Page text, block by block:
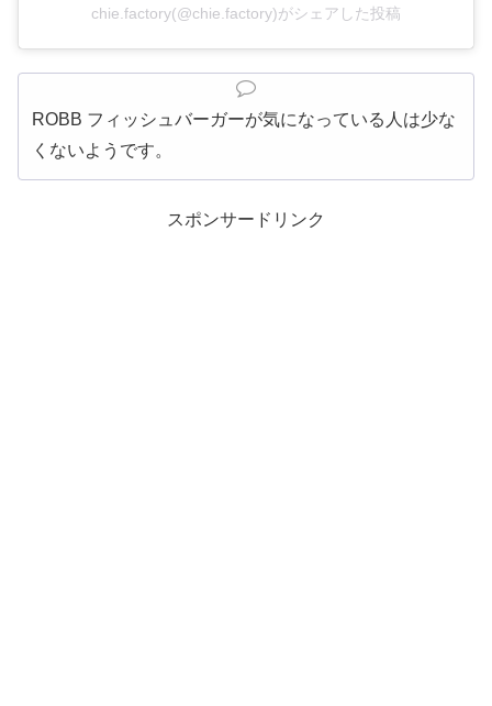
chie.factory(@chie.factory)がシェアした投稿
ROBB フィッシュバーガーが気になっている人は少な
くないようです。
スポンサードリンク